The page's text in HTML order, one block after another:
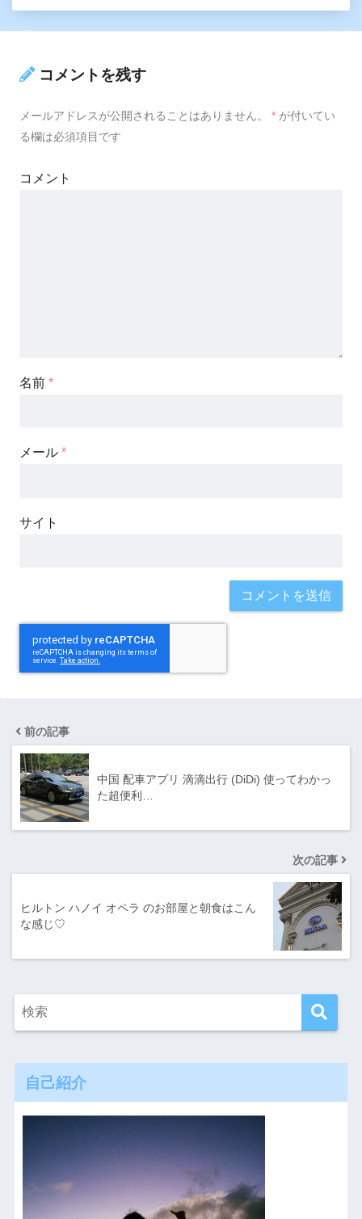
コメントを残す
メールアドレスが公開されることはありません。 * が付いてい
る欄は必須項目です
コメント
名前 *
メール *
サイト
前の記事
中国 配車アプリ 滴滴出行 (DiDi) 使ってわかっ
た超便利…
次の記事
ヒルトン ハノイ オペラ のお部屋と朝食はこん
な感じ♡
自己紹介